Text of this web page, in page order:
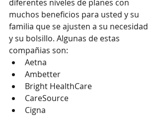
diferentes niveles de planes con
muchos beneficios para usted y su
familia que se ajusten a su necesidad
y su bolsillo. Algunas de estas
compañias son:
Aetna
Ambetter
Bright HealthCare
CareSource
Cigna